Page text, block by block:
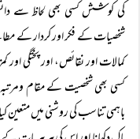
کی کوشش کسی بھی لحاظ سے
شخصیات کے فکر اور کردار کے
کمالات اور نقائص، اور پختگی
کسی بھی شخصیت کے مقام
باہمی تناسب کی روشنی میں